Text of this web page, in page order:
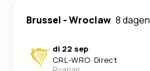
Brussel -Wroclaw 8 dagen
di 22 sep
CRL-WRO· Direct